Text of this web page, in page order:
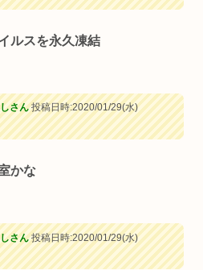
ルスを永久凍結
さん投稿日時:2020/01/29(水)
かな
さん投稿日時:2020/01/29(水)